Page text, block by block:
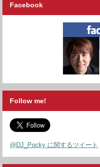
Facebook
Follow me!
@DJ_Pocky に関するツイート